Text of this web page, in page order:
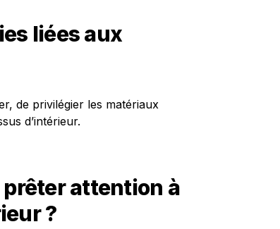
liées aux
de privilégier les matériaux
d’intérieur.
attention à
?